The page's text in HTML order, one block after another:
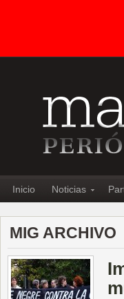
Inicio Noticias
MIG ARCHIVO